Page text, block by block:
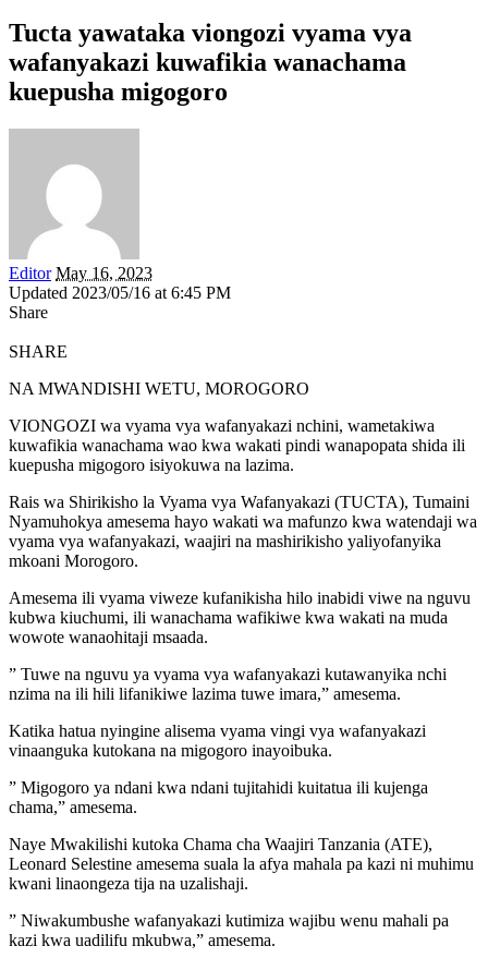
Tucta yawataka viongozi vyama vya
wafanyakazi kuwafikia wanachama
kuepusha migogoro
Editor May 16, 2023
Updated 2023/05/16 at 6:45 PM
Share
SHARE
NA MWANDISHI WETU, MOROGORO
VIONGOZI wa vyama vya wafanyakazi nchini, wametakiwa
kuwafikia wanachama wao kwa wakati pindi wanapopata shida ili
kuepusha migogoro isiyokuwa na lazima.
Rais wa Shirikisho la Vyama vya Wafanyakazi (TUCTA), Tumaini
Nyamuhokya amesema hayo wakati wa mafunzo kwa watendaji wa
vyama vya wafanyakazi, waajiri na mashirikisho yaliyofanyika
mkoani Morogoro.
Amesema ili vyama viweze kufanikisha hilo inabidi viwe na nguvu
kubwa kiuchumi, ili wanachama wafikiwe kwa wakati na muda
wowote wanaohitaji msaada.
” Tuwe na nguvu ya vyama vya wafanyakazi kutawanyika nchi
nzima na ili hili lifanikiwe lazima tuwe imara,” amesema.
Katika hatua nyingine alisema vyama vingi vya wafanyakazi
vinaanguka kutokana na migogoro inayoibuka.
” Migogoro ya ndani kwa ndani tujitahidi kuitatua ili kujenga
chama,” amesema.
Naye Mwakilishi kutoka Chama cha Waajiri Tanzania (ATE),
Leonard Selestine amesema suala la afya mahala pa kazi ni muhimu
kwani linaongeza tija na uzalishaji.
” Niwakumbushe wafanyakazi kutimiza wajibu wenu mahali pa
kazi kwa uadilifu mkubwa,” amesema.